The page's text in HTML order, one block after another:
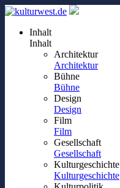
Inhalt
Inhalt
Architektur
Architektur
Bühne
Bühne
Design
Design
Film
Film
Gesellschaft
Gesellschaft
Kulturgeschichte
Kulturgeschichte